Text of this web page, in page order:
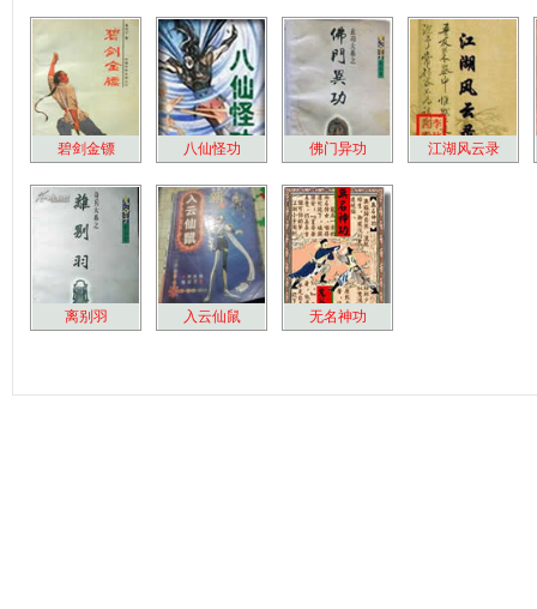
碧剑金镖 八仙怪功 佛门异功 江湖风云录
离别羽 入云仙鼠 无名神功